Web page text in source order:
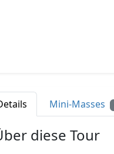
Mini-Masses
diese Tour